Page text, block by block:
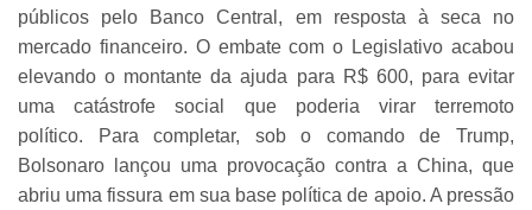
públicos pelo Banco Central, em resposta à seca no
mercado financeiro. O embate com o Legislativo acabou
elevando o montante da ajuda para R$ 600, para evitar
uma catástrofe social que poderia virar terremoto
político. Para completar, sob o comando de Trump,
Bolsonaro lançou uma provocação contra a China, que
abriu uma fissura em sua base política de apoio. A pressão